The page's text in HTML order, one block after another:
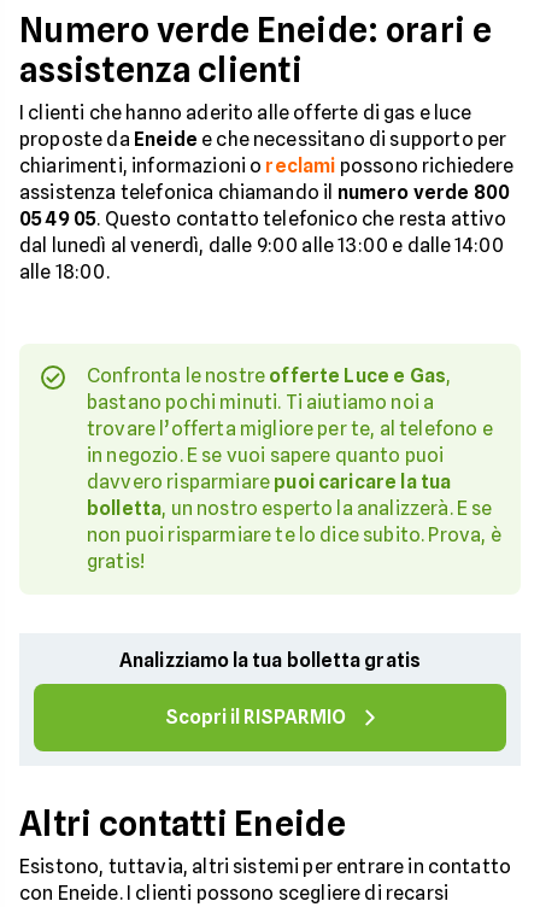
Numero verde Eneide: orari e
assistenza clienti
I clienti che hanno aderito alle offerte di gas e luce
proposte da Eneide e che necessitano di supporto per
chiarimenti, informazioni o reclami possono richiedere
assistenza telefonica chiamando il numero verde 800
05 49 05. Questo contatto telefonico che resta attivo
dal lunedì al venerdì, dalle 9:00 alle 13:00 e dalle 14:00
alle 18:00.
Confronta le nostre offerte Luce e Gas,
bastano pochi minuti. Ti aiutiamo noi a
trovare l’offerta migliore per te, al telefono e
in negozio. E se vuoi sapere quanto puoi
davvero risparmiare puoi caricare la tua
bolletta, un nostro esperto la analizzerà. E se
non puoi risparmiare te lo dice subito. Prova, è
gratis!
Analizziamo la tua bolletta gratis
Scopri il RISPARMIO
Altri contatti Eneide
Esistono, tuttavia, altri sistemi per entrare in contatto
con Eneide. I clienti possono scegliere di recarsi